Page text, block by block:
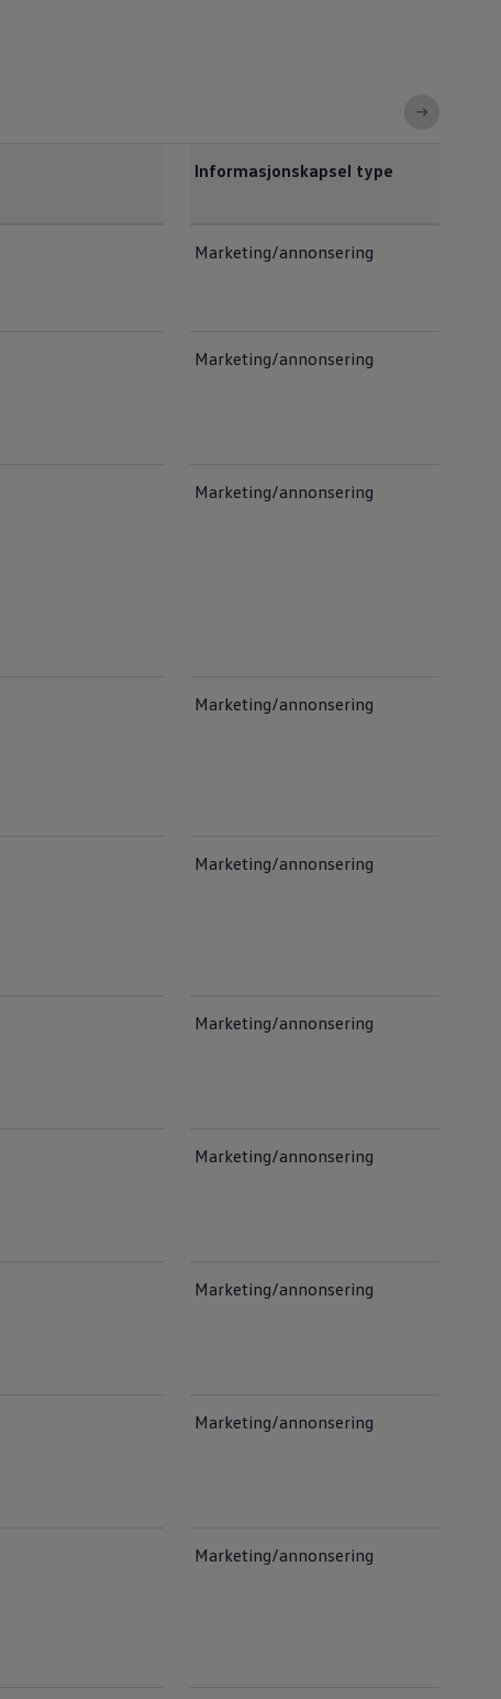
Informasjonskapsel type
Marketing/annonsering
Marketing/annonsering
Marketing/annonsering
Marketing/annonsering
Marketing/annonsering
Marketing/annonsering
Marketing/annonsering
Marketing/annonsering
Marketing/annonsering
Marketing/annonsering